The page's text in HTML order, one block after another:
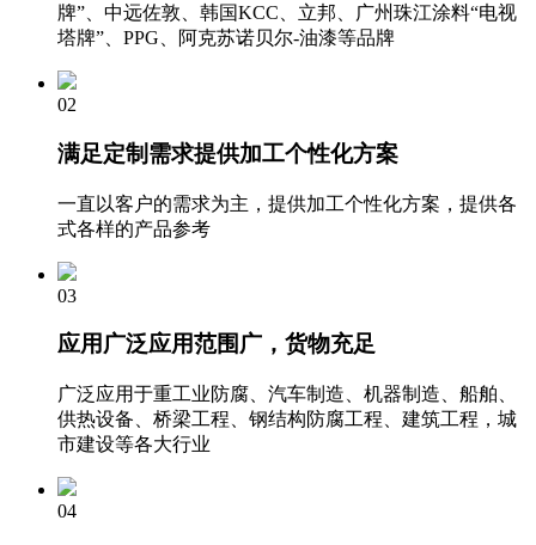
牌”、中远佐敦、韩国KCC、立邦、广州珠江涂料“电视
塔牌”、PPG、阿克苏诺贝尔-油漆等品牌
02
满足定制需求提供加工个性化方案
一直以客户的需求为主，提供加工个性化方案，提供各
式各样的产品参考
03
应用广泛应用范围广，货物充足
广泛应用于重工业防腐、汽车制造、机器制造、船舶、
供热设备、桥梁工程、钢结构防腐工程、建筑工程，城
市建设等各大行业
04